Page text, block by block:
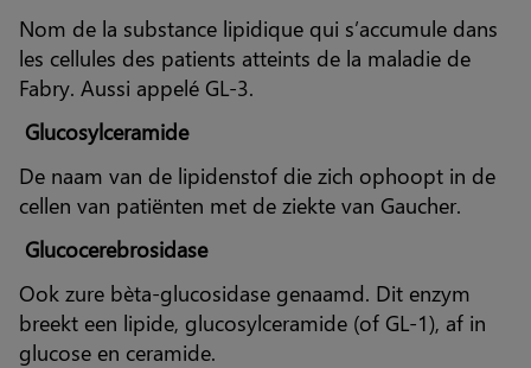
Nom de la substance lipidique qui s’accumule dans
les cellules des patients atteints de la maladie de
Fabry. Aussi appelé GL-3.
Glucosylceramide
De naam van de lipidenstof die zich ophoopt in de
cellen van patiënten met de ziekte van Gaucher.
Glucocerebrosidase
Ook zure bèta-glucosidase genaamd. Dit enzym
breekt een lipide, glucosylceramide (of GL-1), af in
glucose en ceramide.